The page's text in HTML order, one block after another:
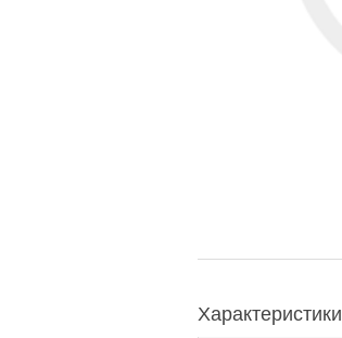
Характеристики